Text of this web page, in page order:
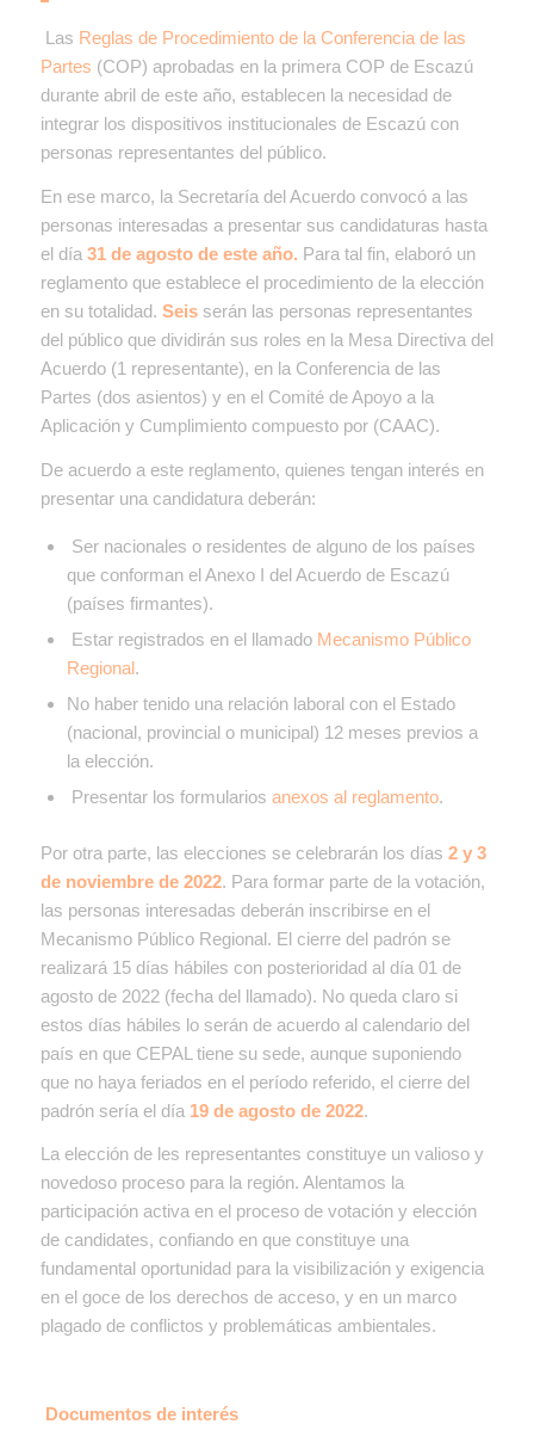
Las Reglas de Procedimiento de la Conferencia de las
Partes (COP) aprobadas en la primera COP de Escazú
durante abril de este año, establecen la necesidad de
integrar los dispositivos institucionales de Escazú con
personas representantes del público.
En ese marco, la Secretaría del Acuerdo convocó a las
personas interesadas a presentar sus candidaturas hasta
el día 31 de agosto de este año. Para tal fin, elaboró un
reglamento que establece el procedimiento de la elección
en su totalidad. Seisserán las personas representantes
del público que dividirán sus roles en la Mesa Directiva del
Acuerdo (1 representante), en la Conferencia de las
Partes (dos asientos) y en el Comité de Apoyo a la
Aplicación y Cumplimiento compuesto por (CAAC).
De acuerdo a este reglamento, quienes tengan interés en
presentar una candidatura deberán:
Ser nacionales o residentes de alguno de los países
que conforman el Anexo I del Acuerdo de Escazú
(países firmantes).
Estar registrados en el llamado Mecanismo Público
Regional.
No haber tenido una relación laboral con el Estado
(nacional, provincial o municipal) 12 meses previos a
la elección.
Presentar los formularios anexos al reglamento.
Por otra parte, las elecciones se celebrarán los días 2 y 3
de noviembre de 2022. Para formar parte de la votación,
las personas interesadas deberán inscribirse en el
Mecanismo Público Regional. El cierre del padrón se
realizará 15 días hábiles con posterioridad al día 01 de
agosto de 2022 (fecha del llamado). No queda claro si
estos días hábiles lo serán de acuerdo al calendario del
país en que CEPAL tiene su sede, aunque suponiendo
que no haya feriados en el período referido, el cierre del
padrón sería el día 19 de agosto de 2022.
La elección de les representantes constituye un valioso y
novedoso proceso para la región. Alentamos la
participación activa en el proceso de votación y elección
de candidates, confiando en que constituye una
fundamental oportunidad para la visibilización y exigencia
en el goce de los derechos de acceso, y en un marco
plagado de conflictos y problemáticas ambientales.
Documentos de interés